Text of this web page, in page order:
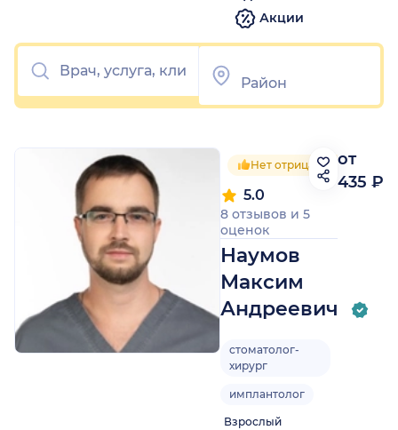
Акции
Нет отрицательных
Наумов
Максим
Андреевич
5.0
8 отзывов и 5
оценок
стоматолог-
хирург
имплантолог
Взрослый
от
435 ₽